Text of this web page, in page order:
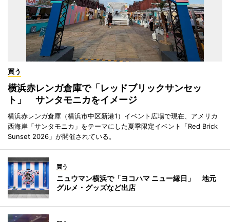
買う
横浜赤レンガ倉庫で「レッドブリックサンセッ
ト」 サンタモニカをイメージ
横浜赤レンガ倉庫（横浜市中区新港1）イベント広場で現在、アメリカ
西海岸「サンタモニカ」をテーマにした夏季限定イベント「Red Brick
Sunset 2026」が開催されている。
買う
ニュウマン横浜で「ヨコハマ ニュー縁日」 地元
グルメ・グッズなど出店